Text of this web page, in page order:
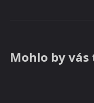
Mohlo by